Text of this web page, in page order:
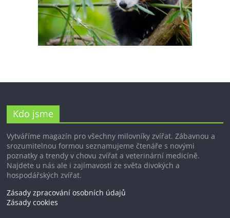
Kdo jsme
Vytváříme magazín pro všechny milovníky zvířat. Zábavnou a
srozumitelnou formou seznamujeme čtenáře s novými
poznatky a trendy v chovu zvířat a veterinární medicíně.
Najdete u nás ale i zajímavosti ze světa divokých a
hospodářských zvířat.
Zásady zpracování osobních údajů
Zásady cookies